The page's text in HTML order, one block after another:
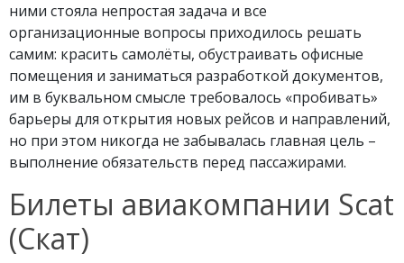
ними стояла непростая задача и все
организационные вопросы приходилось решать
самим: красить самолёты, обустраивать офисные
помещения и заниматься разработкой документов,
им в буквальном смысле требовалось «пробивать»
барьеры для открытия новых рейсов и направлений,
но при этом никогда не забывалась главная цель –
выполнение обязательств перед пассажирами.
Билеты авиакомпании Scat
(Скат)